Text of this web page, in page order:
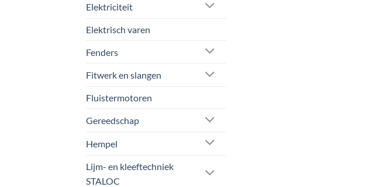
Elektriciteit
Elektrisch varen
Fenders
Fitwerk en slangen
Fluistermotoren
Gereedschap
Hempel
Lijm- en kleeftechniek
STALOC